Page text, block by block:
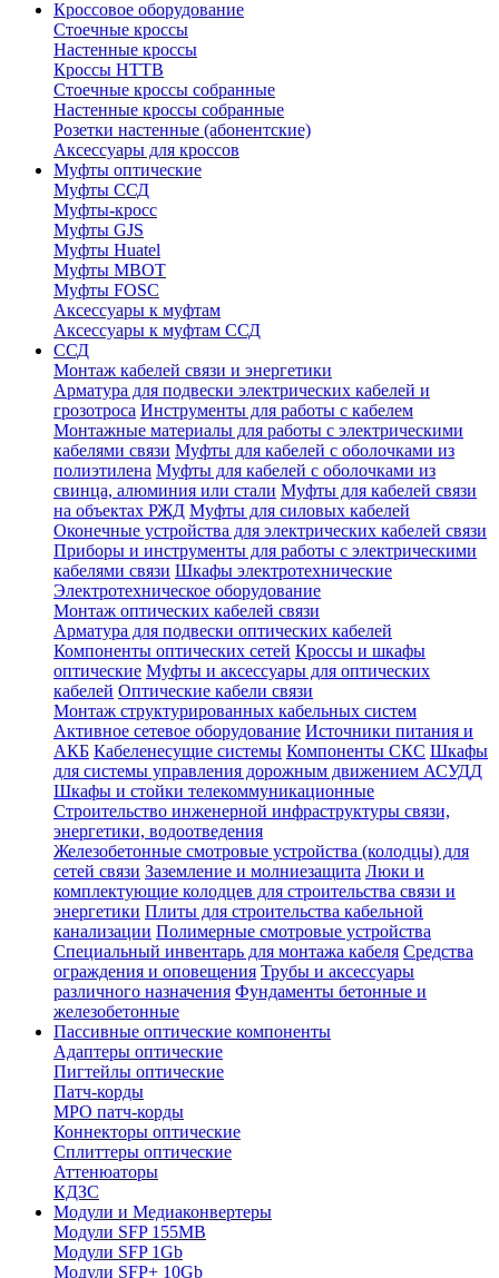
Кроссовое оборудование
Стоечные кроссы
Настенные кроссы
Кроссы HTTB
Стоечные кроссы собранные
Настенные кроссы собранные
Розетки настенные (абонентские)
Аксессуары для кроссов
Муфты оптические
Муфты ССД
Муфты-кросс
Муфты GJS
Муфты Huatel
Муфты МВОТ
Муфты FOSC
Аксессуары к муфтам
Аксессуары к муфтам ССД
ССД
Монтаж кабелей связи и энергетики
Арматура для подвески электрических кабелей и
грозотроса Инструменты для работы с кабелем
Монтажные материалы для работы с электрическими
кабелями связи Муфты для кабелей с оболочками из
полиэтилена Муфты для кабелей с оболочками из
свинца, алюминия или стали Муфты для кабелей связи
на объектах РЖД Муфты для силовых кабелей
Оконечные устройства для электрических кабелей связи
Приборы и инструменты для работы с электрическими
кабелями связи Шкафы электротехнические
Электротехническое оборудование
Монтаж оптических кабелей связи
Арматура для подвески оптических кабелей
Компоненты оптических сетей Кроссы и шкафы
оптические Муфты и аксессуары для оптических
кабелей Оптические кабели связи
Монтаж структурированных кабельных систем
Активное сетевое оборудование Источники питания и
АКБ Кабеленесущие системы Компоненты СКС Шкафы
для системы управления дорожным движением АСУДД
Шкафы и стойки телекоммуникационные
Строительство инженерной инфраструктуры связи,
энергетики, водоотведения
Железобетонные смотровые устройства (колодцы) для
сетей связи Заземление и молниезащита Люки и
комплектующие колодцев для строительства связи и
энергетики Плиты для строительства кабельной
канализации Полимерные смотровые устройства
Специальный инвентарь для монтажа кабеля Средства
ограждения и оповещения Трубы и аксессуары
различного назначения Фундаменты бетонные и
железобетонные
Пассивные оптические компоненты
Адаптеры оптические
Пигтейлы оптические
Патч-корды
MPO патч-корды
Коннекторы оптические
Сплиттеры оптические
Аттенюаторы
КДЗС
Модули и Медиаконвертеры
Модули SFP 155MB
Модули SFP 1Gb
Модули SFP+ 10Gb